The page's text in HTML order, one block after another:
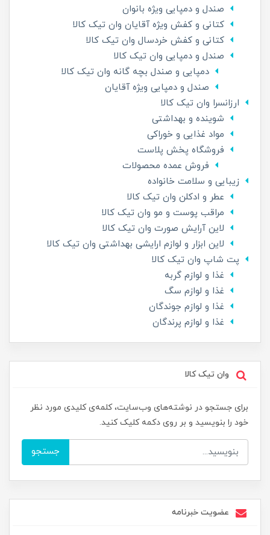
صندل و دمپایی ویژه بانوان
کتانی و کفش ویژه آقایان وان تیک کالا
کتانی و کفش خردسال وان تیک کالا
صندل و دمپایی وان تیک کالا
دمپایی و صندل بچه گانه وان تیک کالا
صندل و دمپایی ویژه آقایان
ارزانسرا وان تیک کالا
شوینده و بهداشتی
مواد غذایی و خوراکی
فروشگاه پخش پلاست
فروش عمده محصولات
زیبایی و سلامت خانواده
عطر و ادکلن وان تیک کالا
مراقب پوست و مو وان تیک کالا
لاین آرایش صورت وان تیک کالا
لاین ابزار و لوازم ارایشی بهداشتی وان تیک کالا
پت شاپ وان تیک کالا
غذا و لوازم گربه
غذا و لوازم سگ
غذا و لوازم جوندگان
غذا و لوازم پرندگان
وان تیک کالا
برای جستجو در نوشته‌های وب‌سایت، کلمه‌ی کلیدی مورد نظر
خود را بنویسید و بر روی دکمه کلیک کنید.
جستجو
عضویت خبرنامه